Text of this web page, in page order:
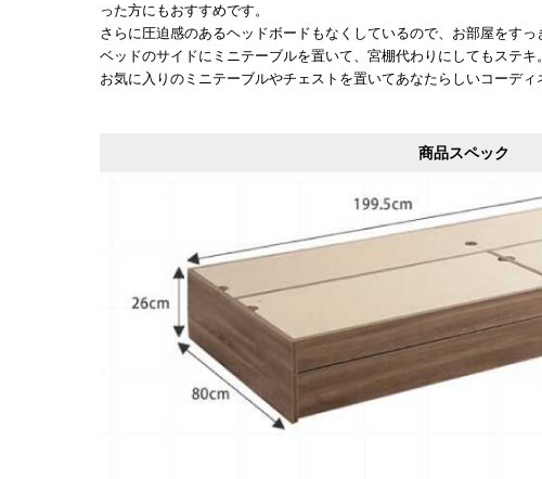
った方にもおすすめです。
さらに圧迫感のあるヘッドボードもなくしているので、お部屋をすっ
ベッドのサイドにミニテーブルを置いて、宮棚代わりにしてもステキ。
お気に入りのミニテーブルやチェストを置いてあなたらしいコーディ
商品スペック